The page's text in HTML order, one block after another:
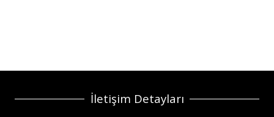
İletişim Detayları